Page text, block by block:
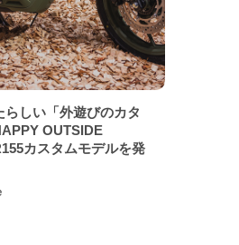
らしい「外遊びのカタ
OUTSIDE
カスタムモデルを発